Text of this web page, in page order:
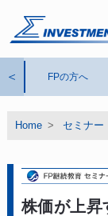
＜ FPの方へ
Home> セミナー
株価が上昇